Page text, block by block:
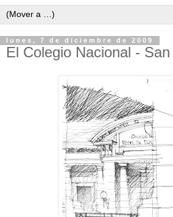
lunes, 7 de diciembre de 2009
El Colegio Nacional -